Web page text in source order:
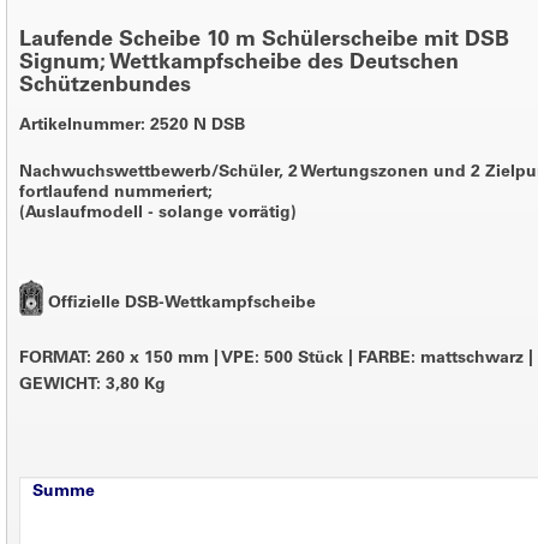
Laufende Scheibe 10 m Schülerscheibe mit DSB
Signum; Wettkampfscheibe des Deutschen
Schützenbundes
Artikelnummer: 2520 N DSB
Nachwuchswettbewerb/Schüler, 2 Wertungszonen und 2
fortlaufend nummeriert;
(Auslaufmodell - solange vorrätig)
Offizielle DSB-Wettkampfscheibe
FORMAT: 260 x 150 mm VPE: 500 Stück FARBE: mattschwarz
GEWICHT: 3,80 Kg
Summe